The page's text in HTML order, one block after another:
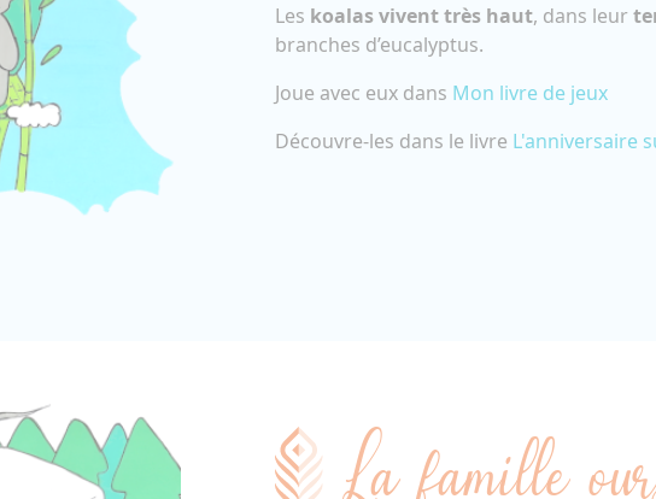
Les koalasvivent très haut, dans leur
branches d’eucalyptus.
Joue avec eux dans Mon livre de jeux
Découvre-les dans le livre L'anniversaire
La famille